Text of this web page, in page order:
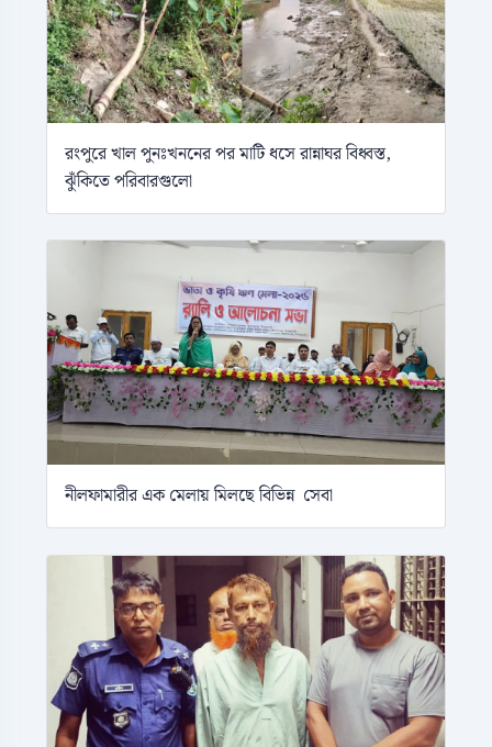
রংপুরে খাল পুনঃখননের পর মাটি ধসে রান্নাঘর বিধ্বস্ত,
ঝুঁকিতে পরিবারগুলো
নীলফামারীর এক মেলায় মিলছে বিভিন্ন সেবা